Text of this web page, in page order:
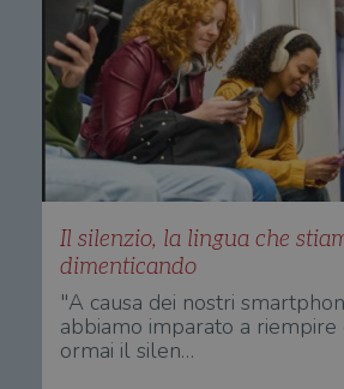
Il silenzio, la lingua che
dimenticando
"A causa dei nostri
abbiamo imparato a riempire
ormai il silen…